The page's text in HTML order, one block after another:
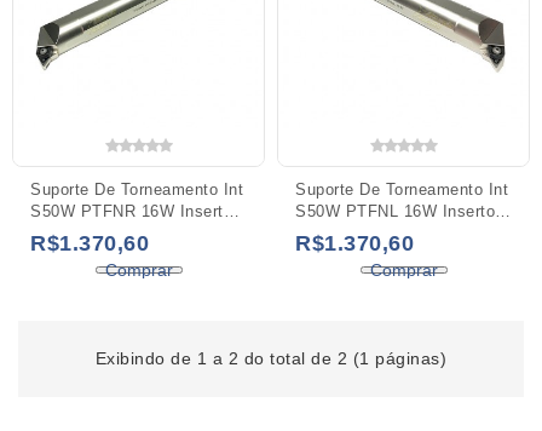
Suporte De Torneamento Int
S50W PTFNR 16W Inserto
TNMG 16
R$1.370,60
Comprar
Suporte De Torneamento Int
S50W PTFNL 16W Inserto
TNMG 16
R$1.370,60
Comprar
Exibindo de 1 a 2 do total de 2 (1 páginas)